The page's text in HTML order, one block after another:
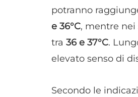
potranno
e 36°C, mentre nei
tra 36 e 37°C.
elevato senso di
Secondo le